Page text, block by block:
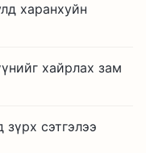
харанхуйн
хайрлах зам
сэтгэлээ